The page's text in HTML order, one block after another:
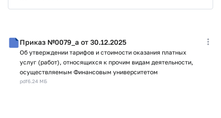
Приказ №0079_а от 30.12.2025
Об утверждении тарифов и стоимости оказания платных
услуг (работ), относящихся к прочим видам деятельности,
осуществляемым Финансовым университетом
pdf6.24 МБ